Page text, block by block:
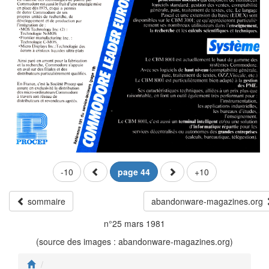
-10 page 44 +10
sommaire
abandonware-magazines.org
n°25 mars 1981
(source des images : abandonware-magazines.org)